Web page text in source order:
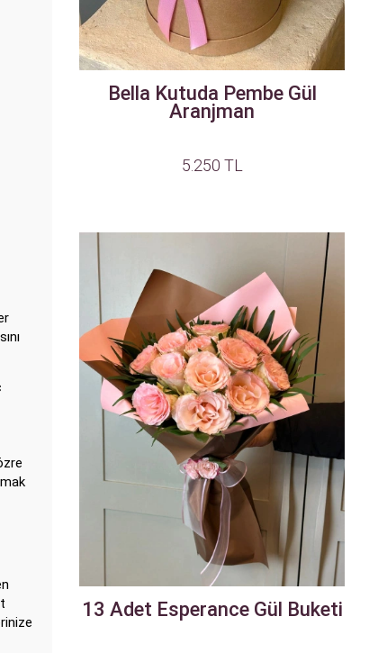
Bella Kutuda Pembe Gül
Aranjman
5.250 TL
13 Adet Esperance Gül Buketi